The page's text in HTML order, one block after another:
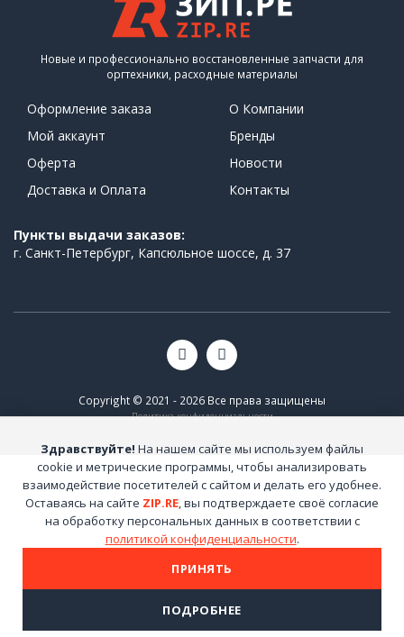
Новые и профессионально восстановленные запчасти для
оргтехники, расходные материалы
Оформление заказа
Мой аккаунт
Оферта
Доставка и Оплата
О Компании
Бренды
Новости
Контакты
Пункты выдачи заказов:
г. Санкт-Петербург, Капсюльное шоссе, д. 37
Copyright © 2021 - 2026 Все права защищены
Политика конфиденциальности
Здравствуйте! На нашем сайте мы используем файлы
cookie и метрические программы, чтобы анализировать
взаимодействие посетителей с сайтом и делать его удобнее.
Оставаясь на сайте ZIP.RE, вы подтверждаете своё согласие
на обработку персональных данных в соответствии с
политикой конфиденциальности.
ПРИНЯТЬ
ПОДРОБНЕЕ